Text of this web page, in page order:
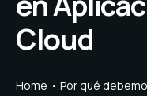
Cloud
Home Por qué